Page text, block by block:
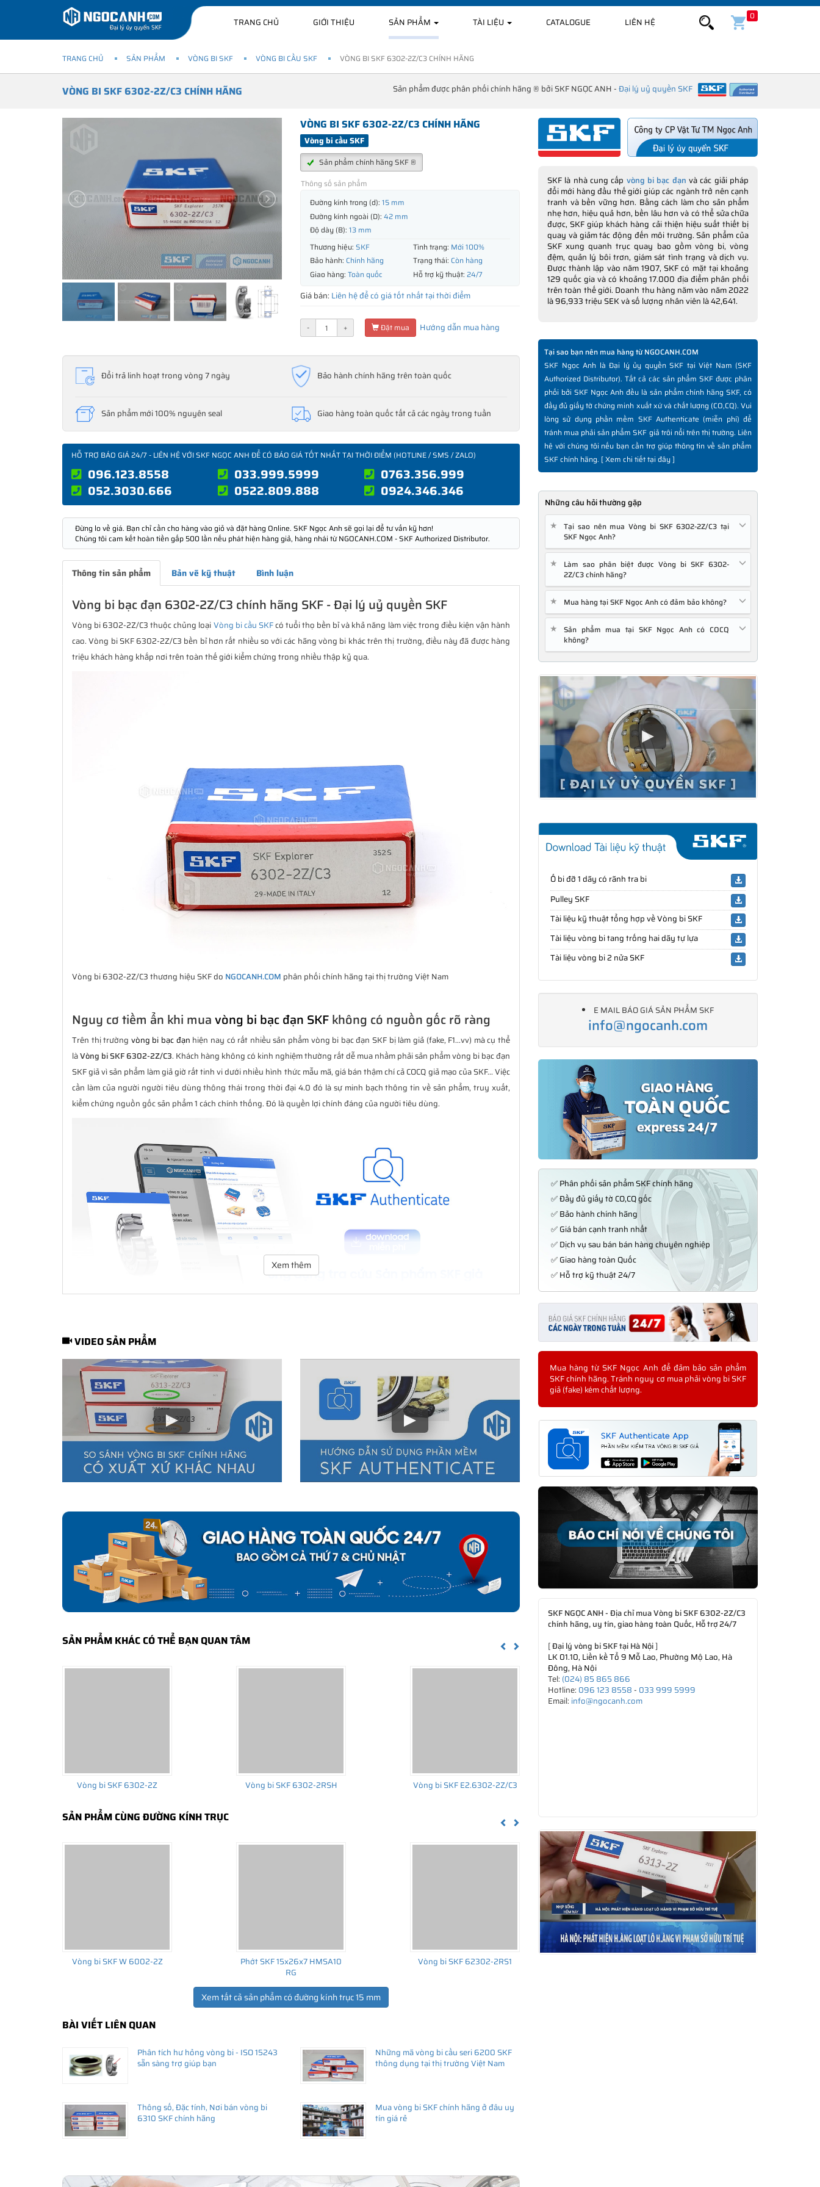
TRANG CHỦ GIỚI THIỆU SẢN PHẨM TÀI LIỆU CATALOGUE LIÊN HỆ
0
TRANG CHỦ SẢN PHẨM VÒNG BI SKF VÒNG BI CẦU SKF VÒNG BI SKF 6302-2Z/C3 CHÍNH HÃNG
VÒNG BI SKF 6302-2Z/C3 CHÍNH HÃNG Sản phẩm được phân phối chính hãng ® bởi SKF NGỌC ANH -Đại lý uỷ quyền SKF
VÒNG BI SKF 6302-2Z/C3 CHÍNH HÃNG
Vòng bi cầu SKF
Sản phẩm chính hãng SKF ®
Thông số sản phẩm
Đường kính trong (d): 15 mm
Đường kính ngoài (D): 42 mm
Độ dày (B): 13 mm
Thương hiệu: SKF Tình trạng: Mới 100%
Bảo hành: Chính hãng Trạng thái: Còn hàng
Giao hàng: Toàn quốc Hỗ trợ kỹ thuật: 24/7
Giá bán: Liên hệ để có giá tốt nhất tại thời điểm
- + Đặt mua Hướng dẫn mua hàng
Đổi trả linh hoạt trong vòng 7 ngày Bảo hành chính hãng trên toàn quốc
Sản phẩm mới 100% nguyên seal Giao hàng toàn quốc tất cả các ngày trong tuần
HỖ TRỢ BÁO GIÁ 24/7 - LIÊN HỆ VỚI SKF NGỌC ANH ĐỂ CÓ BÁO GIÁ TỐT NHẤT TẠI THỜI ĐIỂM (HOTLINE / SMS / ZALO)
096.123.8558 033.999.5999
0763.356.999
052.3030.666
0522.809.888 0924.346.346
Đừng lo về giá. Bạn chỉ cần cho hàng vào giỏ và đặt hàng Online. SKF Ngọc Anh sẽ gọi lại để tư vấn kỹ hơn!
Chúng tôi cam kết hoàn tiền gấp 500 lần nếu phát hiện hàng giả, hàng nhái từ NGOCANH.COM - SKF Authorized Distributor.
Thông tin sản phẩm Bản vẽ kỹ thuật Bình luận
Vòng bi bạc đạn 6302-2Z/C3 chính hãng SKF - Đại lý uỷ quyền SKF
Vòng bi 6302-2Z/C3 thuộc chủng loạiVòng bi cầu SKFcó tuổi thọ bền bỉ và khả năng làm việc trong điều kiện vận hành
cao. Vòng bi SKF 6302-2Z/C3 bền bỉ hơn rất nhiều so với các hãng vòng bi khác trên thị trường, điều này đã được hàng
triệu khách hàng khắp nơi trên toàn thế giới kiểm chứng trong nhiều thập kỷ qua.
Vòng bi 6302-2Z/C3 thương hiệu SKF do NGOCANH.COM phân phối chính hãng tại thị trường Việt Nam
Nguy cơ tiềm ẩn khi muavòng bi bạc đạn SKFkhông có nguồn gốc rõ ràng
Trên thị trường vòng bi bạc đạn hiện nay có rất nhiều sản phẩm vòng bi bạc đạn SKF bị làm giả (fake, F1...vv) mà cụ thể
làVòng bi SKF 6302-2Z/C3. Khách hàng không có kinh nghiệm thường rất dễ mua nhầm phải sản phẩm vòng bi bạc đạn
SKF giả vì sản phẩm làm giả giờ rất tinh vi dưới nhiều hình thức mẫu mã, giá bán thậm chí cả COCQ giả mạo của SKF... Việc
cần làm của người người tiêu dùng thông thái trong thời đại 4.0 đó là sự minh bạch thông tin về sản phẩm, truy xuất,
kiểm chứng nguồn gốc sản phẩm 1 cách chính thống. Đó là quyền lợi chính đáng của người tiêu dùng.
SKF Authenticate- Phần mềm kiểm tra vòng bi SKF giả trên nền tảng iOS và Andorid do SKF phát hành.
Tại sao nên mua vòng bi SKF 6302-2Z/C3 tại NGOCANH.COM?
NGOCANH.COM là Đại lý uỷ quyền của SKF tại Việt Nam
. Tất cả các sản phẩm vòng bi bạc đạn SKF được chúng tôi bán ra
đều là sản phẩm chính hãng. Chúng tôi có đầy đủ tính pháp lý của một Đại lý uỷ quyền SKF tại Việt Nam và cam kếtđền
tiền gấp 500 lần giá trị đơn hàngnếu Khách hàng phát hiện ra hàng giả, hàng nhái SKF từ hệ thống của NGOCANH.COM
Vòng bi bạc đạn SKF do NGOCANH.COM phân phối đều được bảo hành chính hãng SKF Việt Nam, sản phẩm đầy đủ
CO,CQ gốc do SKF Việt Nam xác nhận. Nên khách hàng hoàn toàn yên tâm về chất lượng và nguồn gốc sản phẩm SKF
chính hãng.
Vòng bi SKF 6302-2Z/C3 có cấu tạo sử dụng 2 phớt chắn mỡ bằng thép (Ký hiệu 2Z) và có
Vòng bi bạc đạn 6302 SKF có bao nhiêu chủng loại?
Xem thêm
VIDEO SẢN PHẨM
SẢN PHẨM KHÁC CÓ THỂ BẠN QUAN TÂM Previous
Vòng bi SKF 6302-2Z Vòng bi SKF 6302-2RSH Vòng bi SKF E2.6302-2Z/C3
SẢN PHẨM CÙNG ĐƯỜNG KÍNH TRỤC Previous
Vòng bi SKF W 6002-2Z
Phớt SKF 15x26x7 HMSA10
RG
Vòng bi SKF 62302-2RS1
Xem tất cả sản phẩm có đường kính trục 15 mm
BÀI VIẾT LIÊN QUAN
Phân tích hư hỏng vòng bi - ISO 15243
sẵn sàng trợ giúp bạn
Những mã vòng bi cầu seri 6200 SKF
thông dụng tại thị trường Việt Nam
Thông số, Đặc tính, Nơi bán vòng bi
6310 SKF chính hãng
Mua vòng bi SKF chính hãng ở đâu uy
tín giá rẻ
SKF là nhà cung cấp vòng bi bạc đạn và các giải pháp
đổi mới hàng đầu thế giới giúp các ngành trở nên cạnh
tranh và bền vững hơn. Bằng cách làm cho sản phẩm
nhẹ hơn, hiệu quả hơn, bền lâu hơn và có thể sửa chữa
được, SKF giúp khách hàng cải thiện hiệu suất thiết bị
quay và giảm tác động đến môi trường. Sản phẩm của
SKF xung quanh trục quay bao gồm vòng bi, vòng
đệm, quản lý bôi trơn, giám sát tình trạng và dịch vụ.
Được thành lập vào năm 1907, SKF có mặt tại khoảng
129 quốc gia và có khoảng 17.000 địa điểm phân phối
trên toàn thế giới. Doanh thu hàng năm vào năm 2022
là 96,933 triệu SEK và số lượng nhân viên là 42,641.
Tại sao bạn nên mua hàng từ NGOCANH.COM
SKF Ngọc Anh là Đại lý ủy quyền SKF tại Việt Nam (SKF
Authorized Distributor). Tất cả các sản phẩm SKF được phân
phối bởi SKF Ngọc Anh đều là sản phẩm chính hãng SKF, có
đầy đủ giấy tờ chứng minh xuất xứ và chất lượng (CO,CQ). Vui
lòng sử dụng phần mềm SKF Authenticate (miễn phí) để
tránh mua phải sản phẩm SKF giả trôi nổi trên thị trường. Liên
hệ với chúng tôi nếu bạn cần trợ giúp thông tin về sản phẩm
SKF chính hãng. [Xem chi tiết tại đây]
Những câu hỏi thường gặp
★
Tại sao nên mua Vòng bi SKF 6302-2Z/C3 tại
SKF Ngọc Anh?
★
Làm sao phân biệt được Vòng bi SKF 6302-
2Z/C3 chính hãng?
★ Mua hàng tại SKF Ngọc Anh có đảm bảo không?
★
Sản phẩm mua tại SKF Ngọc Anh có COCQ
không?
Ổ bi đỡ 1 dãy có rãnh tra bi
Pulley SKF
Tài liệu kỹ thuật tổng hợp về Vòng bi SKF
Tài liệu vòng bi tang trống hai dãy tự lựa
Tài liệu vòng bi 2 nửa SKF
E MAIL BÁO GIÁ SẢN PHẨM SKF
info@ngocanh.com
✅ Phân phối sản phẩm SKF chính hãng
✅ Đầy đủ giấy tờ CO,CQ gốc
✅ Bảo hành chính hãng
✅ Giá bán cạnh tranh nhất
✅ Dịch vụ sau bán bán hàng chuyên nghiệp
✅ Giao hàng toàn Quốc
✅ Hỗ trợ kỹ thuật 24/7
Mua hàng từ SKF Ngọc Anh để đảm bảo sản phẩm
SKF chính hãng. Tránh nguy cơ mua phải vòng bi SKF
giả (fake) kém chất lượng.
SKF NGỌC ANH - Địa chỉ mua Vòng bi SKF 6302-2Z/C3
chính hãng, uy tín, giao hàng toàn Quốc, Hỗ trợ 24/7
[Đại lý vòng bi SKF tại Hà Nội]
LK 01.10, Liền kề Tổ 9 Mỗ Lao, Phường Mộ Lao, Hà
Đông, Hà Nội
Tel: (024) 85 865 866
Hotline: 096 123 8558- 033 999 5999
Email: info@ngocanh.com